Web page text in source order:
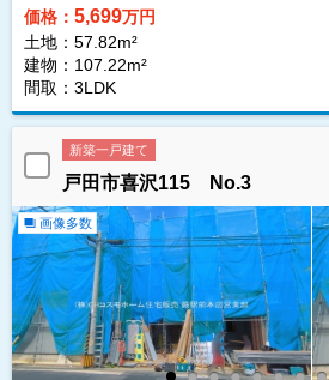
価格： 5,699万円
土地：57.82m²
建物：107.22m²
間取：3LDK
新築一戸建て
戸田市喜沢115 No.3
画像多数